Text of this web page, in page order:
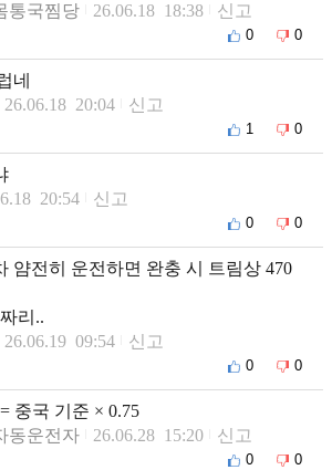
통국찜당
26.06.18 18:38 신고
0 0
네
26.06.18 20:04 신고
1 0
20:54 신고
0 0
얌전히 운전하면 완충 시 트림상 470
리..
26.06.19 09:54 신고
0 0
중국 기준 × 0.75
동운전자
26.06.28 15:20 신고
0 0